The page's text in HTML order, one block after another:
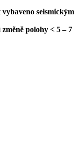
seismickým
polohy < 5 – 7